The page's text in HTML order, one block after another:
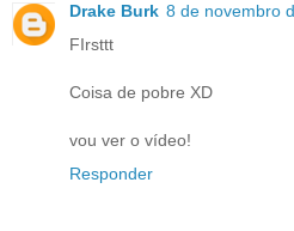
Drake Burk 8 de novembro
FIrsttt
Coisa de pobre XD
vou ver o vídeo!
Responder